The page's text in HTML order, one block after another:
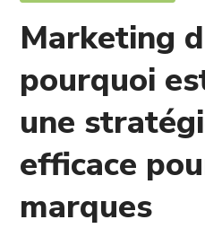
Marketing
pourquoi
une
efficace
marques